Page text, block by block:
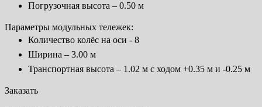
Погрузочная высота – 0.50 м
Параметры модульных тележек:
Количество колёс на оси - 8
Ширина – 3.00 м
Транспортная высота – 1.02 м с ходом +0.35 м и -0.25 м
Заказать